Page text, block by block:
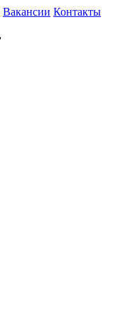
Вакансии Контакты